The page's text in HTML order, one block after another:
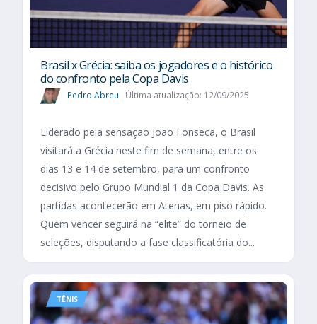
Brasil x Grécia: saiba os jogadores e o histórico
do confronto pela Copa Davis
Pedro Abreu Última atualização: 12/09/2025
Liderado pela sensação João Fonseca, o Brasil
visitará a Grécia neste fim de semana, entre os
dias 13 e 14 de setembro, para um confronto
decisivo pelo Grupo Mundial 1 da Copa Davis. As
partidas acontecerão em Atenas, em piso rápido.
Quem vencer seguirá na “elite” do torneio de
seleções, disputando a fase classificatória do...
TÊNIS